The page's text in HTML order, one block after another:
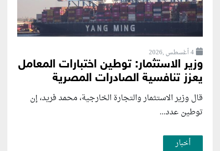
4 أغسطس ,2026
وزير الاستثمار: توطين اختبارات المعامل
يعزز تنافسية الصادرات المصرية
قال وزير الاستثمار والتجارة الخارجية، محمد فريد، إن
توطين عدد...
أخبار